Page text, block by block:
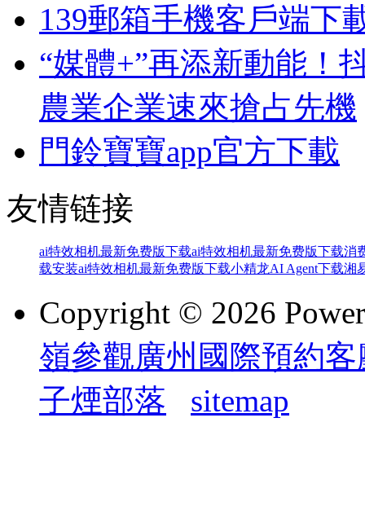
139郵箱手機客戶端下
“媒體+”再添新動能！
農業企業速來搶占先機
門鈴寶寶app官方下載
友情链接
ai特效相机最新免费版下载ai特效相机最新免费版下载消
载安装ai特效相机最新免费版下载小精龙AI Agent下载湘
Copyright © 2026
嶺參觀廣州國際預約
子煙部落
sitemap